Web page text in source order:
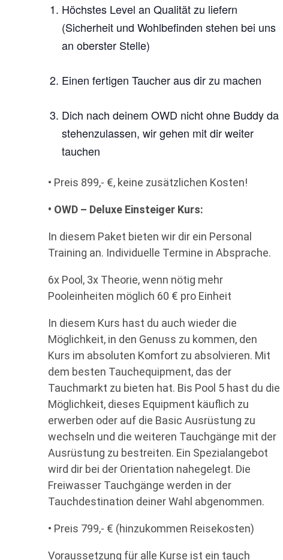
Höchstes Level an Qualität zu liefern
(Sicherheit und Wohlbefinden stehen bei uns
an oberster Stelle)
Einen fertigen Taucher aus dir zu machen
Dich nach deinem OWD nicht ohne Buddy da
stehenzulassen, wir gehen mit dir weiter
tauchen
• Preis 899,- €, keine zusätzlichen Kosten!
• OWD – Deluxe Einsteiger Kurs:
In diesem Paket bieten wir dir ein Personal
Training an. Individuelle Termine in Absprache.
6x Pool, 3x Theorie, wenn nötig mehr
Pooleinheiten möglich 60 € pro Einheit
In diesem Kurs hast du auch wieder die
Möglichkeit, in den Genuss zu kommen, den
Kurs im absoluten Komfort zu absolvieren. Mit
dem besten Tauchequipment, das der
Tauchmarkt zu bieten hat. Bis Pool 5 hast du die
Möglichkeit, dieses Equipment käuflich zu
erwerben oder auf die Basic Ausrüstung zu
wechseln und die weiteren Tauchgänge mit der
Ausrüstung zu bestreiten. Ein Spezialangebot
wird dir bei der Orientation nahegelegt. Die
Freiwasser Tauchgänge werden in der
Tauchdestination deiner Wahl abgenommen.
• Preis 799,- € (hinzukommen Reisekosten)
Voraussetzung für alle Kurse ist ein tauch